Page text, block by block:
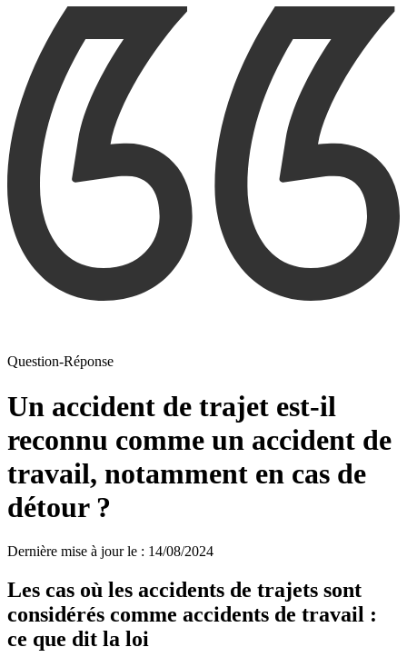
Question-Réponse
Un accident de trajet est-il
reconnu comme un accident de
travail, notamment en cas de
détour ?
Dernière mise à jour le : 14/08/2024
Les cas où les accidents de trajets sont
considérés comme accidents de travail :
ce que dit la loi